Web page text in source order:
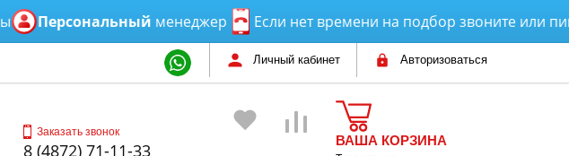
Персональныйменеджер Если нет времени на подбор звоните или
Личный кабинет Авторизоваться
Заказать звонок
8 (4872) 71-11-33 ВАША КОРЗИНА